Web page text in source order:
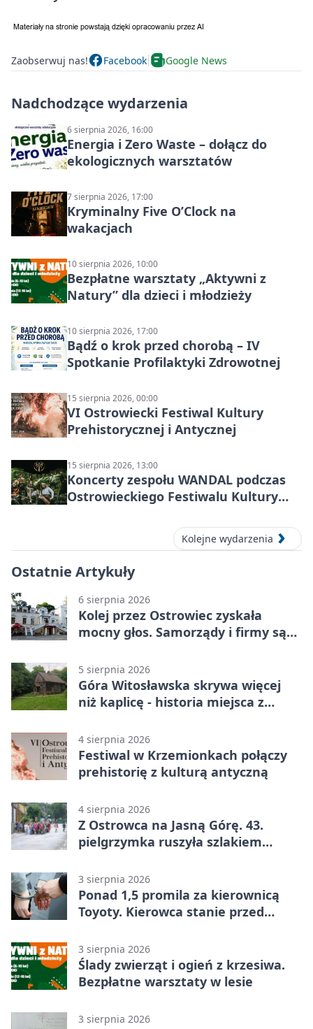
Zaobserwuj nas! Facebook Google News
Nadchodzące wydarzenia
6 sierpnia 2026, 16:00
Energia i Zero Waste – dołącz do
ekologicznych warsztatów
7 sierpnia 2026, 17:00
Kryminalny Five O’Clock na
wakacjach
10 sierpnia 2026, 10:00
Bezpłatne warsztaty „Aktywni z
Natury” dla dzieci i młodzieży
10 sierpnia 2026, 17:00
Bądź o krok przed chorobą – IV
Spotkanie Profilaktyki Zdrowotnej
15 sierpnia 2026, 00:00
VI Ostrowiecki Festiwal Kultury
Prehistorycznej i Antycznej
15 sierpnia 2026, 13:00
Koncerty zespołu WANDAL podczas
Ostrowieckiego Festiwalu Kultury
Kolejne wydarzenia
Ostatnie Artykuły
6 sierpnia 2026
Kolej przez Ostrowiec zyskała
mocny głos. Samorządy i firmy są
5 sierpnia 2026
Góra Witosławska skrywa więcej
niż kaplicę - historia miejsca z
4 sierpnia 2026
Festiwal w Krzemionkach połączy
prehistorię z kulturą antyczną
4 sierpnia 2026
Z Ostrowca na Jasną Górę. 43.
pielgrzymka ruszyła szlakiem
3 sierpnia 2026
Ponad 1,5 promila za kierownicą
Toyoty. Kierowca stanie przed
3 sierpnia 2026
Ślady zwierząt i ogień z krzesiwa.
Bezpłatne warsztaty w lesie
3 sierpnia 2026